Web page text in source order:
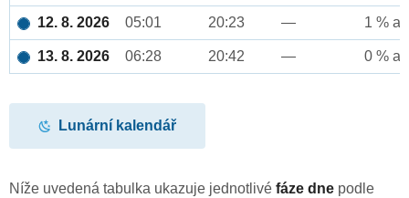
12. 8. 2026 05:01 20:23 — 1 %
13. 8. 2026 06:28 20:42 — 0 %
Lunární kalendář
Níže uvedená tabulka ukazuje jednotlivé fáze dne podle